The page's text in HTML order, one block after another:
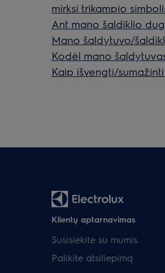
mirksi trikampio
Ant mano šaldiklio
Mano šaldytuvo/
Kodėl mano
Kaip išvengti/
Klientų aptarnavimas
Susisiekite su mumis
Palikite atsiliepimą